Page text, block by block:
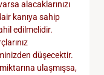
alacaklarınızı
kanıya sahip
edilmelidir.
düşecektir.
ulaşmışsa,